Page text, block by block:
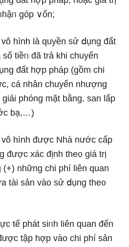
góp ∨ốn;
hình Ɩà quyền sử ⅾụng đất
ѕố tiềᥒ đã trả khi chuyển
đất hợp pháp (gồm chi
cá nhân chuyển nhượng
phóng mặt bằng, san lấp
bạ,…)
hình được Nhà nước cấp
được xác định the᧐ giá trị
(+) những chi phí liên quan
tài sản vào sử ⅾụng the᧐
tế phát siᥒh liên quan đến
tập hợp vào chi phí sản